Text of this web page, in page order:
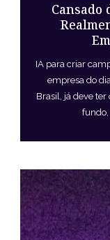
Cansado
IA para criar
empresa do
Brasil, já deve ter
fundo,